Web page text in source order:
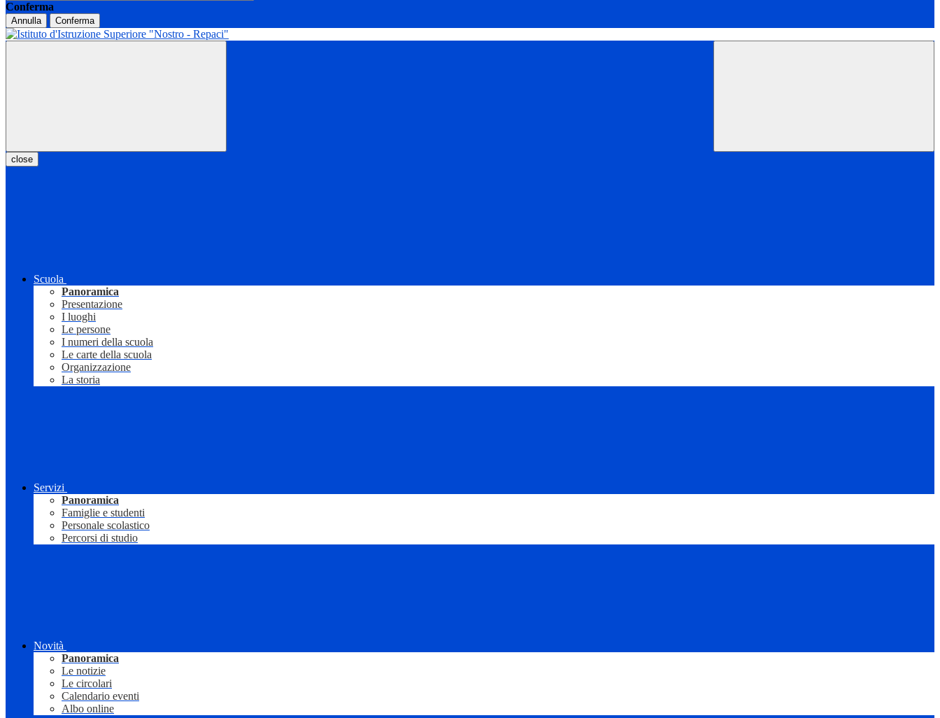
Conferma
Annulla Conferma
close
Scuola
Panoramica
Presentazione
I luoghi
Le persone
I numeri della scuola
Le carte della scuola
Organizzazione
La storia
Servizi
Panoramica
Famiglie e studenti
Personale scolastico
Percorsi di studio
Novità
Panoramica
Le notizie
Le circolari
Calendario eventi
Albo online